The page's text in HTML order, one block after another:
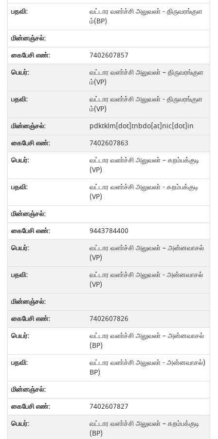
வட்டார வளா்ச்சி அலுவலா் - திருவரங்குள
ம்(BP)
7402607857
வட்டார வளா்ச்சி அலுவலா் – திருவரங்குள
ம்(VP)
வட்டார வளா்ச்சி அலுவலா் - திருவரங்குள
ம்(VP)
pdktklm[dot]tnbdo[at]nic[dot]in
7402607863
வட்டார வளா்ச்சி அலுவலா் – கறம்பக்குடி
(VP)
வட்டார வளா்ச்சி அலுவலா் - கறம்பக்குடி
(VP)
9443784400
வட்டார வளா்ச்சி அலுவலா் – அன்னவாசல்
(VP)
வட்டார வளா்ச்சி அலுவலா் - அன்னவாசல்
(VP)
7402607826
வட்டார வளா்ச்சி அலுவலா் – அன்னவாசல்
(BP)
வட்டார வளா்ச்சி அலுவலா் - அன்னவாசல்)
BP)
7402607827
வட்டார வளா்ச்சி அலுவலா் – கறம்பக்குடி
(BP)